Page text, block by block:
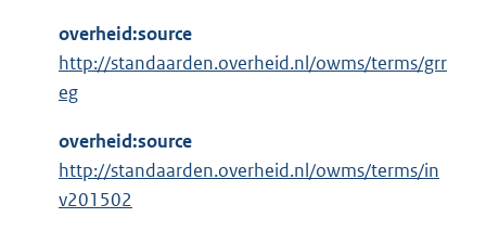
overheid:source
http://standaarden.overheid.nl/owms/terms/grr
eg
overheid:source
http://standaarden.overheid.nl/owms/terms/in
v201502